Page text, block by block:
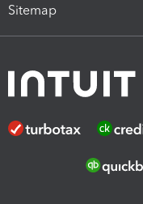
Sitemap